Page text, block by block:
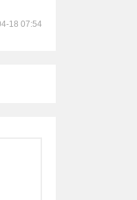
18 07:54